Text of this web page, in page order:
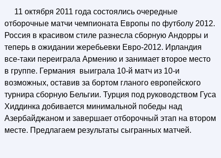
11 октября 2011 года состоялись очередные
отборочные матчи чемпионата Европы по футболу 2012.
Россия в красивом стиле разнесла сборную Андорры и
теперь в ожидании жеребьевки Евро-2012. Ирландия
все-таки переиграла Армению и занимает второе место
в группе. Германия выиграла 10-й матч из 10-и
возможных, оставив за бортом гланого европейского
турнира сборную Бельгии. Турция под руководством Гуса
Хиддинка добивается минимальной победы над
Азербайджаном и завершает отборочный этап на втором
месте. Предлагаем результаты сыгранных матчей.